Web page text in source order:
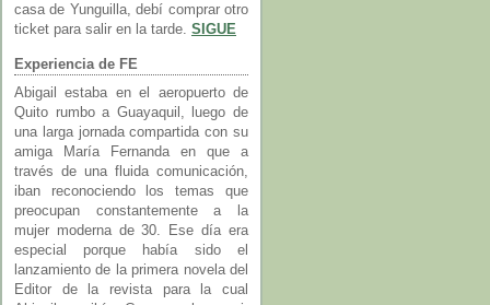
casa de Yunguilla, debí comprar otro
ticket para salir en la tarde. SIGUE
Experiencia de FE
Abigail estaba en el aeropuerto de
Quito rumbo a Guayaquil, luego de
una larga jornada compartida con su
amiga María Fernanda en que a
través de una fluida comunicación,
iban reconociendo los temas que
preocupan constantemente a la
mujer moderna de 30. Ese día era
especial porque había sido el
lanzamiento de la primera novela del
Editor de la revista para la cual